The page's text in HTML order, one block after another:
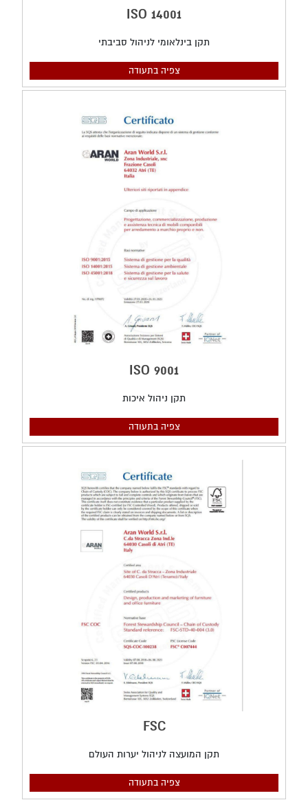
14001 ISO
תקן בינלאומי לניהול סביבתי
צפיה בתעודה
9001 ISO
תקן ניהול איכות
צפיה בתעודה
FSC
תקן המועצה לניהול יערות העולם
צפיה בתעודה